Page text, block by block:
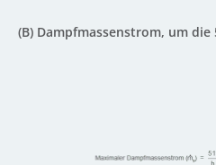
(B) Dampfmassenstrom, um die